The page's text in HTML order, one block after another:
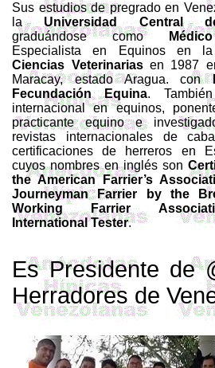
Sus estudios de pregrado en
laUniversidad Central
graduándose como
Especialista en Equinos en
Ciencias Veterinariasen 1987
Maracay, estado Aragua. con
Fecundación Equina.
internacional en equinos,
practicante equino e
revistas internacionales de
certificaciones de herreros en
cuyos nombres en inglés son
theAmericanFarrier’s
Journeyman
Farrier by the
Working
Farrier
InternationalTester.
Es Presidente de
Herradores de